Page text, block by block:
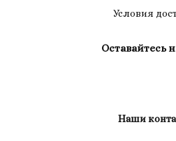
Условия
Оставайтесь
Наши